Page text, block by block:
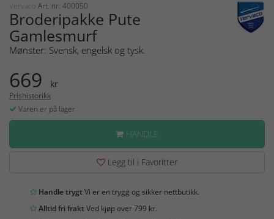
Vervaco Art. nr: 400050
Broderipakke Pute
Gamlesmurf
Mønster: Svensk, engelsk og tysk.
669 kr
Prishistorikk
Varen er på lager
HANDLE
Legg til i Favoritter
Handle trygtVi er en trygg og sikker nettbutikk.
Alltid fri fraktVed kjøp over 799 kr.